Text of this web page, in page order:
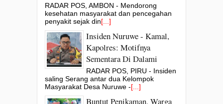
RADAR POS, AMBON - Mendorong
kesehatan masyarakat dan pencegahan
penyakit sejak din[...]
Insiden Nuruwe - Kamal,
Kapolres: Motifnya
Sementara Di Dalami
RADAR POS, PIRU - Insiden
saling Serang antar dua Kelompok
Masyarakat Desa Nuruwe -[...]
Buntut Penikaman, Warga